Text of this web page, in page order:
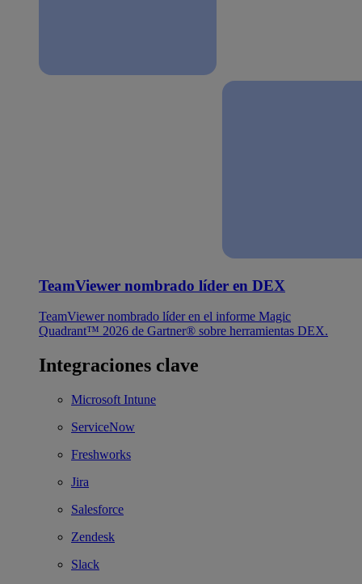
TeamViewer nombrado líder en DEX
TeamViewer nombrado líder en el informe Magic
Quadrant™ 2026 de Gartner® sobre herramientas DEX.
Integraciones clave
Microsoft Intune
ServiceNow
Freshworks
Jira
Salesforce
Zendesk
Slack